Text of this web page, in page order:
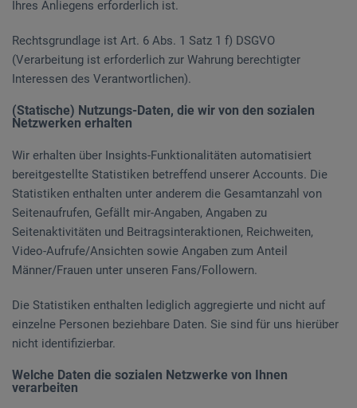
Ihres Anliegens erforderlich ist.
Rechtsgrundlage ist Art. 6 Abs. 1 Satz 1 f) DSGVO
(Verarbeitung ist erforderlich zur Wahrung berechtigter
Interessen des Verantwortlichen).
(Statische) Nutzungs-Daten, die wir von den sozialen
Netzwerken erhalten
Wir erhalten über Insights-Funktionalitäten automatisiert
bereitgestellte Statistiken betreffend unserer Accounts. Die
Statistiken enthalten unter anderem die Gesamtanzahl von
Seitenaufrufen, Gefällt mir-Angaben, Angaben zu
Seitenaktivitäten und Beitragsinteraktionen, Reichweiten,
Video-Aufrufe/Ansichten sowie Angaben zum Anteil
Männer/Frauen unter unseren Fans/Followern.
Die Statistiken enthalten lediglich aggregierte und nicht auf
einzelne Personen beziehbare Daten. Sie sind für uns hierüber
nicht identifizierbar.
Welche Daten die sozialen Netzwerke von Ihnen
verarbeiten